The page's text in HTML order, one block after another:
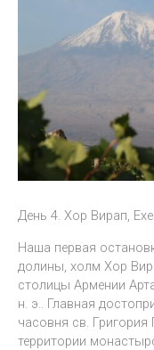
День 4. Хор Вирап,
Наша первая
долины, холм Хор
столицы Армении
н. э.. Главная
часовня св. Григория
территории